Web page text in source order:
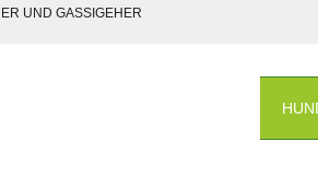
UND GASSIGEHER